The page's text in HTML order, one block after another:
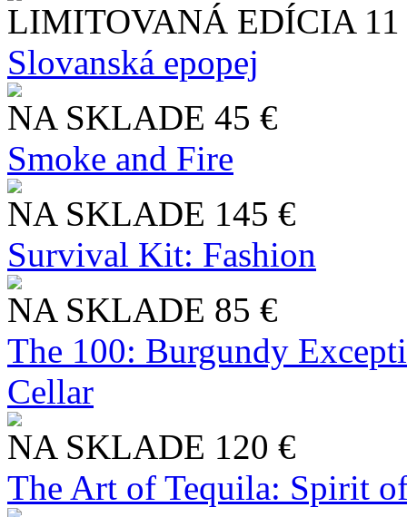
LIMITOVANÁ EDÍCIA
Slo​vanská epopej
NA SKLADE 45 €
Smoke and Fire
NA SKLADE 145 €
Survival Kit: Fashion
NA SKLADE 85 €
The 100: Burgundy
Cellar
NA SKLADE 120 €
The Art of Tequila: Spirit